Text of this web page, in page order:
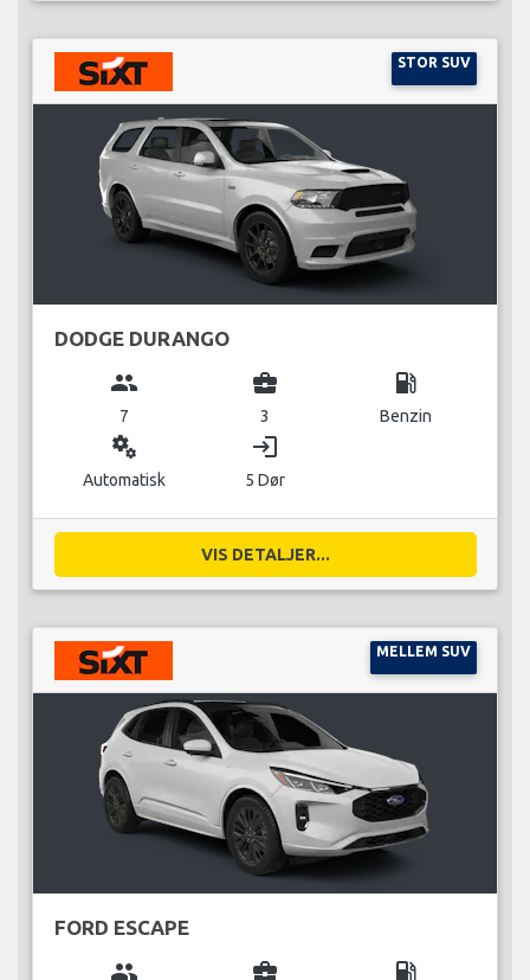
STOR SUV
DODGE DURANGO
group
7
business_center
3
local_gas_station
Benzin
miscellaneous_services
Automatisk
login
5 Dør
VIS DETALJER...
MELLEM SUV
FORD ESCAPE
group business_center local_gas_station